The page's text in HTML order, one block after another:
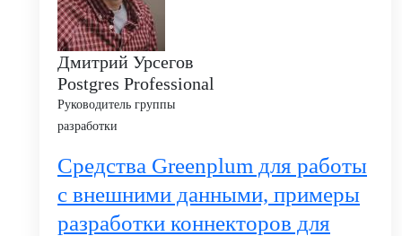
Дмитрий Урсегов
Postgres Professional
Руководитель группы
разработки
Средства Greenplum для работы
с внешними данными, примеры
разработки коннекторов для